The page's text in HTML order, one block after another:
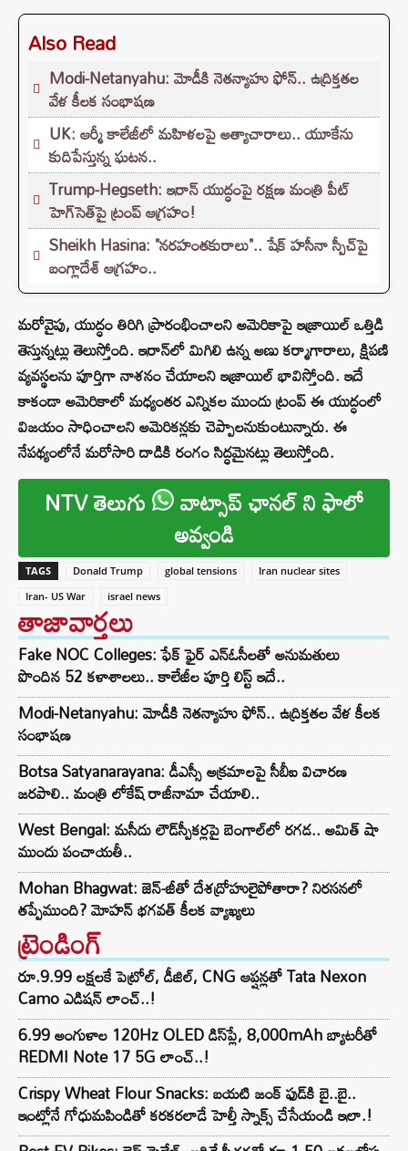
Also Read
Modi-Netanyahu: మోడీకి నెతన్యాహు ఫోన్.. ఉద్రిక్తతల
వేళ కీలక సంభాషణ
UK: ఆర్మీ కాలేజీలో మహిళలపై అత్యాచారాలు.. యూకేను
కుదిపేస్తున్న ఘటన..
Trump-Hegseth: ఇరాన్ యుద్ధంపై రక్షణ మంత్రి పీట్
హెగ్‌సెత్‌‌పై ట్రంప్ ఆగ్రహం!
Sheikh Hasina: "నరహంతకురాలు".. షేక్ హసీనా స్పీచ్‌పై
బంగ్లాదేశ్ ఆగ్రహం..
మరోవైపు, యుద్ధం తిరిగి ప్రారంభించాలని అమెరికాపై ఇజ్రాయిల్ ఒత్తిడి
తెస్తున్నట్లు తెలుస్తోంది. ఇరాన్‌లో మిగిలి ఉన్న అణు కర్మాగారాలు, క్షిపణి
వ్యవస్థలను పూర్తిగా నాశనం చేయాలని ఇజ్రాయిల్ భావిస్తోంది. ఇదే
కాకండా అమెరికాలో మధ్యంతర ఎన్నికల ముందు ట్రంప్ ఈ యుద్ధంలో
విజయం సాధించాలని అమెరికన్లకు చెప్పాలనుకుంటున్నారు. ఈ
నేపథ్యంలోనే మరోసారి దాడికి రంగం సిద్ధమైనట్లు తెలుస్తోంది.
NTV తెలుగు వాట్సాప్ ఛానల్ ని ఫాలో
అవ్వండి
TAGS Donald Trump global tensions
Iran nuclear sites
Iran- US War
israel news
తాజావార్తలు
Fake NOC Colleges: ఫేక్ ఫైర్ ఎన్ఓసీలతో అనుమతులు
పొందిన 52 కళాశాలలు.. కాలేజీల పూర్తి లిస్ట్ ఇదే..
Modi-Netanyahu: మోడీకి నెతన్యాహు ఫోన్.. ఉద్రిక్తతల వేళ కీలక
సంభాషణ
Botsa Satyanarayana: డీఎస్సీ అక్రమాలపై సీబీఐ విచారణ
జరపాలి.. మంత్రి లోకేష్ రాజీనామా చేయాలి..
West Bengal: మసీదు లౌడ్‌స్పీకర్లపై బెంగాల్‌లో రగడ.. అమిత్ షా
ముందు పంచాయతీ..
Mohan Bhagwat: జెన్-జీతో దేశద్రోహులైపోతారా? నిరసనలో
తప్పేముంది? మోహన్ భగవత్ కీలక వ్యాఖ్యలు
ట్రెండింగ్‌
రూ.9.99 లక్షలకే పెట్రోల్, డీజిల్, CNG ఆప్షన్లతో Tata Nexon
Camo ఎడిషన్ లాంచ్..!
6.99 అంగుళాల 120Hz OLED డిస్‌ప్లే, 8,000mAh బ్యాటరీతో
REDMI Note 17 5G లాంచ్..!
Crispy Wheat Flour Snacks: బయటి జంక్ ఫుడ్‌కి బై..బై..
ఇంట్లోనే గోధుమపిండితో కరకరలాడే హెల్తీ స్నాక్స్ చేసేయండి ఇలా.!